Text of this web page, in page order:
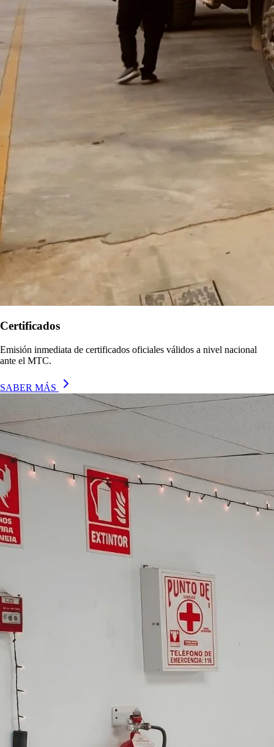
Certificados
Emisión inmediata de certificados oficiales válidos a nivel nacional
ante el MTC.
SABER MÁS